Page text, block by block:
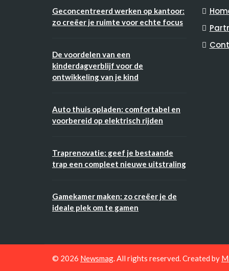
Geconcentreerd werken op kantoor:
zo creëer je ruimte voor echte focus
De voordelen van een
kinderdagverblijf voor de
ontwikkeling van je kind
Auto thuis opladen: comfortabel en
voorbereid op elektrisch rijden
Traprenovatie: geef je bestaande
trap een compleet nieuwe uitstraling
Gamekamer maken: zo creëer je de
ideale plek om te gamen
© 2026 Newsmag. All rights reserved. Created by